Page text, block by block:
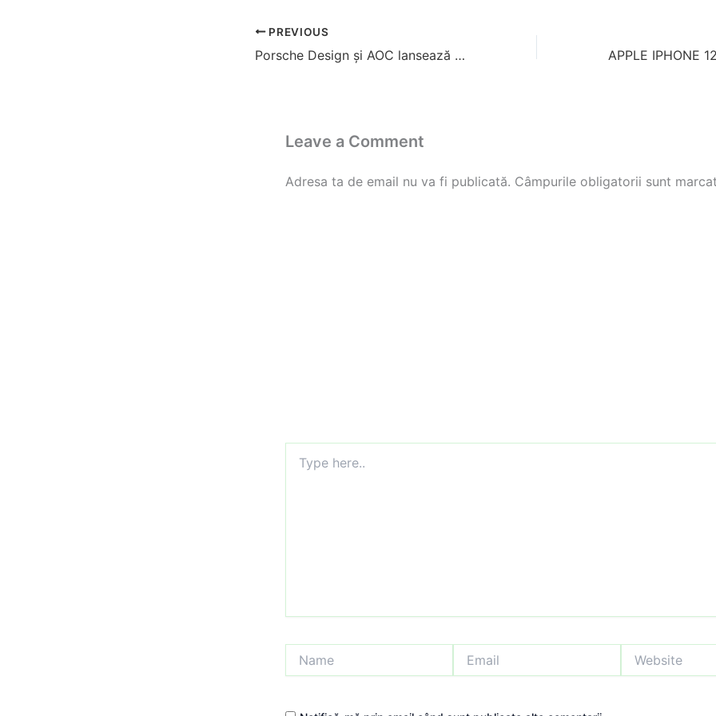
PREVIOUS
Porsche Design și AOC lansează noul Porsche Design AOC AGON PD27
Leave a Comment
Adresa ta de email nu va fi publicată. Câmpurile obligatorii sunt
here..